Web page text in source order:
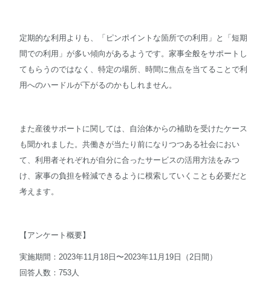
定期的な利用よりも、「ピンポイントな箇所での利用」と「短期
間での利用」が多い傾向があるようです。家事全般をサポートし
てもらうのではなく、特定の場所、時間に焦点を当てることで利
用へのハードルが下がるのかもしれません。
また産後サポートに関しては、自治体からの補助を受けたケース
も聞かれました。共働きが当たり前になりつつある社会におい
て、利用者それぞれが自分に合ったサービスの活用方法をみつ
け、家事の負担を軽減できるように模索していくことも必要だと
考えます。
【アンケート概要】
実施期間：2023年11月18日〜2023年11月19日（2日間）
回答人数：753人